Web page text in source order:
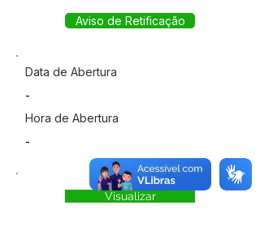
Aviso de Retificação
Data de Abertura
-
Hora de Abertura
-
Visualizar